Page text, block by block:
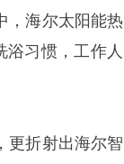
，海尔太阳能热
浴习惯，工作人
更折射出海尔智